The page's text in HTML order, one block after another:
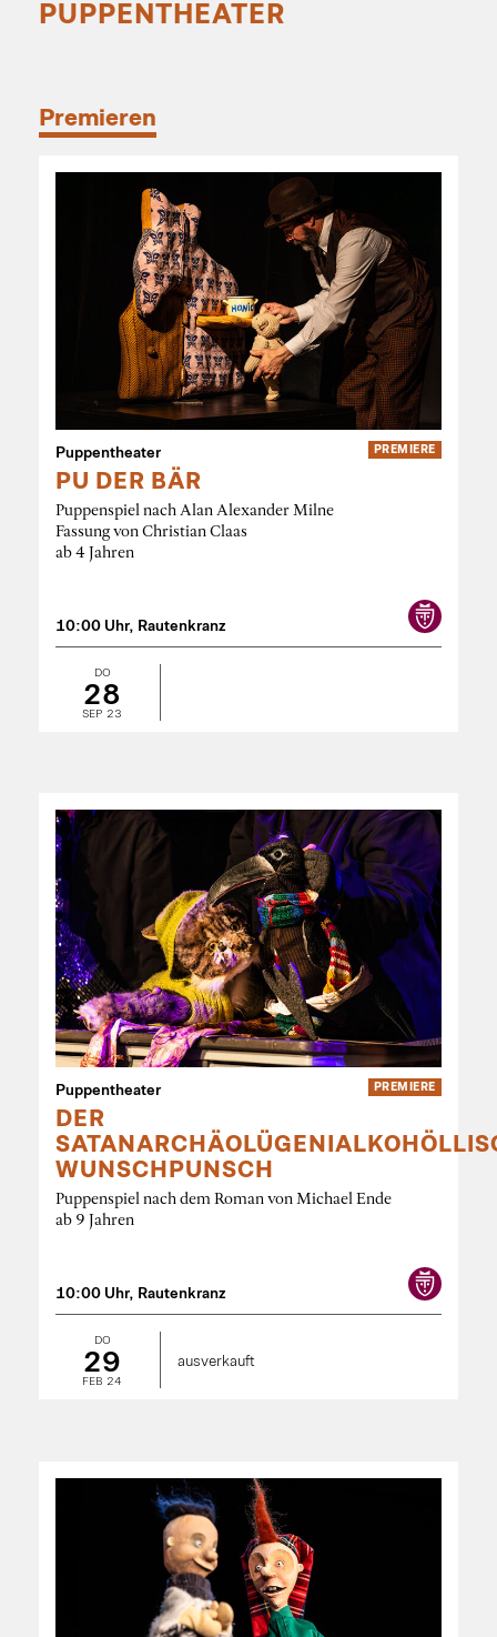
PUPPENTHEATER
Premieren
PREMIERE
Puppentheater
PU DER BÄR
Puppenspiel nach Alan Alexander Milne
Fassung von Christian Claas
ab 4 Jahren
10:00 Uhr, Rautenkranz
DO
28
SEP 23
PREMIERE
Puppentheater
DER
WUNSCHPUNSCH
Puppenspiel nach dem Roman von Michael Ende
ab 9 Jahren
10:00 Uhr, Rautenkranz
DO
29
FEB 24
ausverkauft